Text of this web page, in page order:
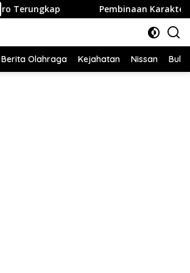
Pembinaan Karakter Disiplin Oleh Babinsa
Berita Olahraga Kejahatan Nissan